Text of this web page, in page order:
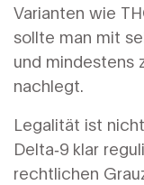
Varianten wie
sollte man mit
und mindestens
nachlegt.
Legalität ist
Delta‑9 klar
rechtlichen